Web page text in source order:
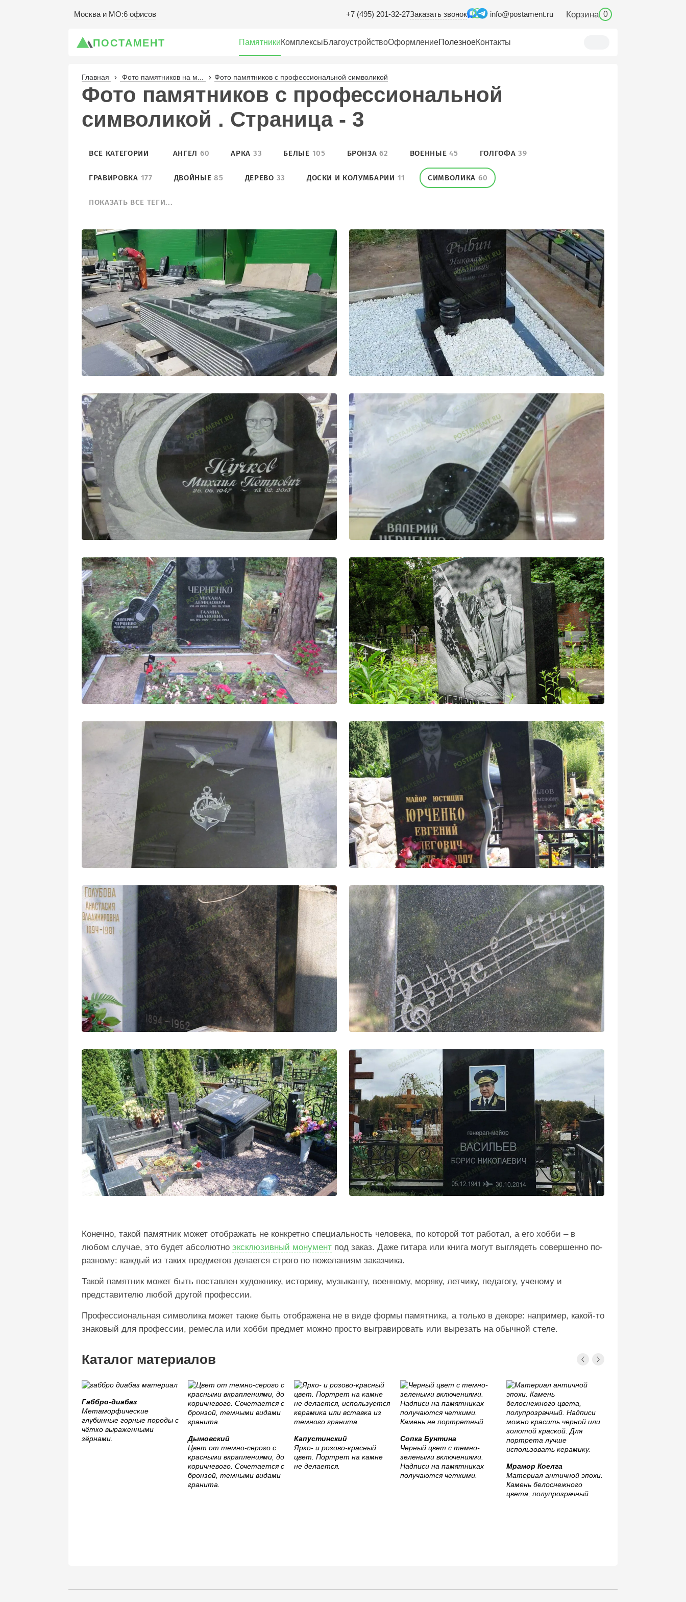
Москва и МО:6 офисов +7 (495) 201-32-27Заказать звонок info@postament.ru Корзина 0
ПОСТАМЕНТ ПамятникиКомплексыБлагоустройствоОформлениеПолезноеКонтакты
Главная Фото памятников на м... Фото памятников с профессиональной символикой
Фото памятников с профессиональной
символикой . Cтраница - 3
ВСЕ КАТЕГОРИИ АНГЕЛ 60 АРКА 33 БЕЛЫЕ 105 БРОНЗА 62 ВОЕННЫЕ 45 ГОЛГОФА 39
ГРАВИРОВКА 177 ДВОЙНЫЕ 85 ДЕРЕВО 33 ДОСКИ И КОЛУМБАРИИ 11 СИМВОЛИКА 60
ПОКАЗАТЬ ВСЕ ТЕГИ...
Конечно, такой памятник может отображать не конкретно специальность человека, по которой тот работал, а его хобби – в
любом случае, это будет абсолютно эксклюзивный монумент под заказ. Даже гитара или книга могут выглядеть совершенно по-
разному: каждый из таких предметов делается строго по пожеланиям заказчика.
Такой памятник может быть поставлен художнику, историку, музыканту, военному, моряку, летчику, педагогу, ученому и
представителю любой другой профессии.
Профессиональная символика может также быть отображена не в виде формы памятника, а только в декоре: например, какой-то
знаковый для профессии, ремесла или хобби предмет можно просто выгравировать или вырезать на обычной стеле.
Каталог материалов
Габбро-диабаз
Метаморфические
глубинные горные породы с
чётко выраженными
зёрнами.
Дымовский
Цвет от темно-серого с
красными вкраплениями, до
коричневого. Сочетается с
бронзой, темными видами
гранита.
Капустинский
Ярко- и розово-красный
цвет. Портрет на камне
не делается.
Сопка Бунтина
Черный цвет с темно-
зелеными включениями.
Надписи на памятниках
получаются четкими.
Мрамор Коелга
Материал античной эпохи.
Камень белоснежного
цвета, полупрозрачный.